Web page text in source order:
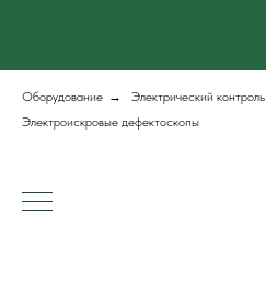
Оборудование → Электрический контроль
Электроискровые дефектоскопы